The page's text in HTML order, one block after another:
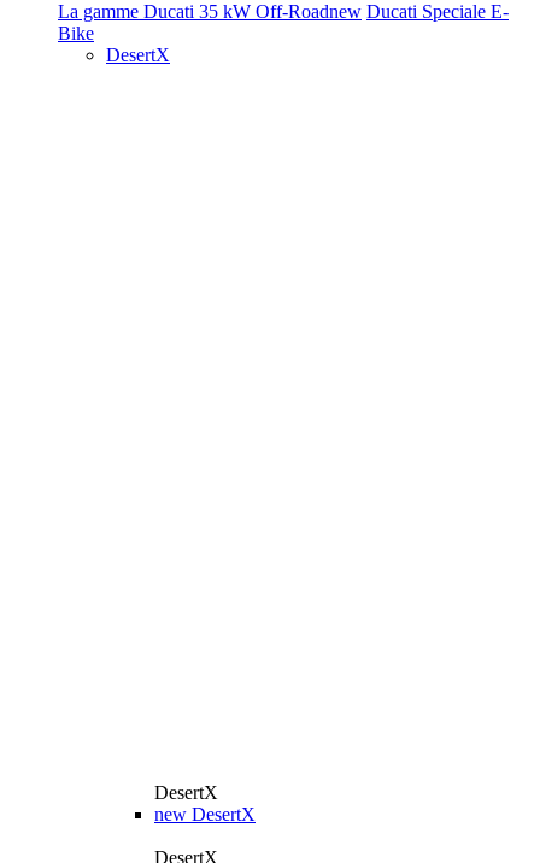
La gamme Ducati 35 kW Off-Roadnew Ducati Speciale E-
Bike
DesertX
DesertX
new DesertX
DesertX